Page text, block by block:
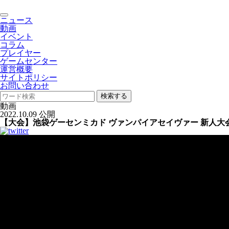
toggle
navigation
ニュース
動画
イベント
コラム
プレイヤー
ゲームセンター
運営概要
サイトポリシー
お問い合わせ
検索する
動画
2022.10.09 公開
【大会】池袋ゲーセンミカド ヴァンパイアセイヴァー 新人大